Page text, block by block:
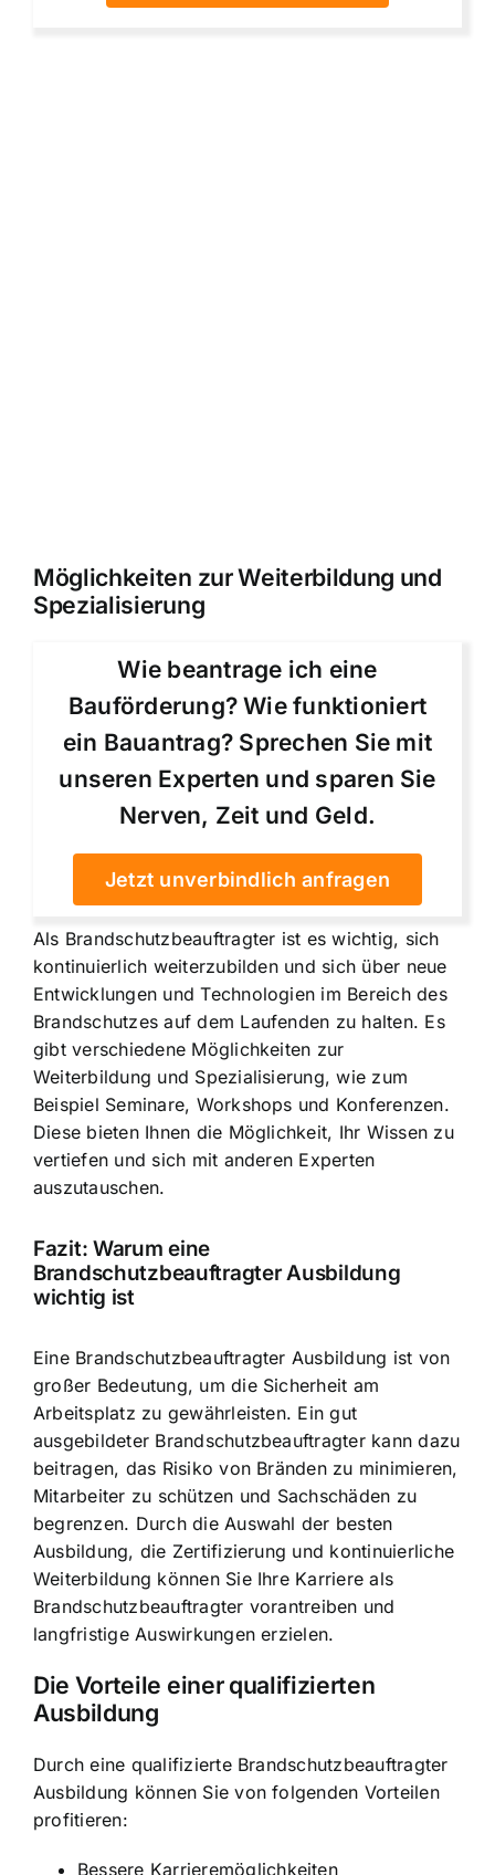
Möglichkeiten zur Weiterbildung und
Spezialisierung
Wie beantrage ich eine
Bauförderung? Wie funktioniert
ein Bauantrag? Sprechen Sie mit
unseren Experten und sparen Sie
Nerven, Zeit und Geld.
Jetzt unverbindlich anfragen
Als Brandschutzbeauftragter ist es wichtig, sich
kontinuierlich weiterzubilden und sich über neue
Entwicklungen und Technologien im Bereich des
Brandschutzes auf dem Laufenden zu halten. Es
gibt verschiedene Möglichkeiten zur
Weiterbildung und Spezialisierung, wie zum
Beispiel Seminare, Workshops und Konferenzen.
Diese bieten Ihnen die Möglichkeit, Ihr Wissen zu
vertiefen und sich mit anderen Experten
auszutauschen.
Fazit: Warum eine
Brandschutzbeauftragter Ausbildung
wichtig ist
Eine Brandschutzbeauftragter Ausbildung ist von
großer Bedeutung, um die Sicherheit am
Arbeitsplatz zu gewährleisten. Ein gut
ausgebildeter Brandschutzbeauftragter kann dazu
beitragen, das Risiko von Bränden zu minimieren,
Mitarbeiter zu schützen und Sachschäden zu
begrenzen. Durch die Auswahl der besten
Ausbildung, die Zertifizierung und kontinuierliche
Weiterbildung können Sie Ihre Karriere als
Brandschutzbeauftragter vorantreiben und
langfristige Auswirkungen erzielen.
Die Vorteile einer qualifizierten
Ausbildung
Durch eine qualifizierte Brandschutzbeauftragter
Ausbildung können Sie von folgenden Vorteilen
profitieren:
Bessere Karrieremöglichkeiten